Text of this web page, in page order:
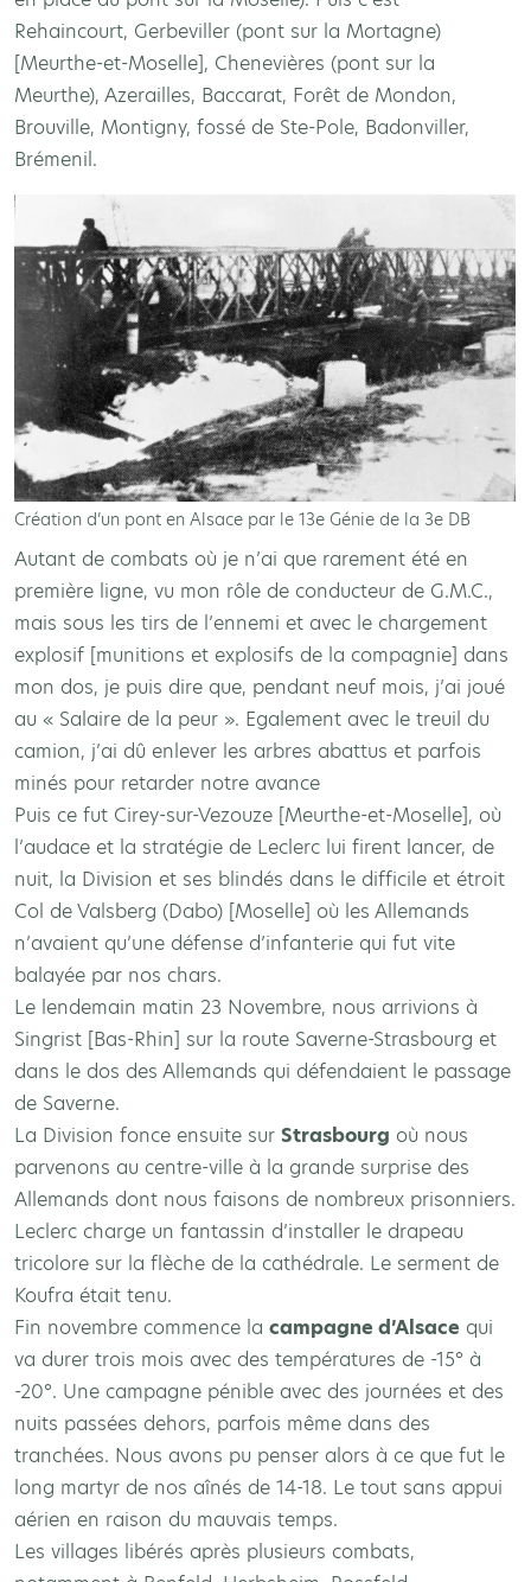
Rehaincourt, Gerbeviller (pont sur la Mortagne)
[Meurthe-et-Moselle], Chenevières (pont sur la
Meurthe), Azerailles, Baccarat, Forêt de Mondon,
Brouville, Montigny, fossé de Ste-Pole, Badonviller,
Brémenil.
Création d’un pont en Alsace par le 13e Génie de la 3e DB
Autant de combats où je n’ai que rarement été en
première ligne, vu mon rôle de conducteur de G.M.C.,
mais sous les tirs de l’ennemi et avec le chargement
explosif [munitions et explosifs de la compagnie] dans
mon dos, je puis dire que, pendant neuf mois, j’ai joué
au « Salaire de la peur ». Egalement avec le treuil du
camion, j’ai dû enlever les arbres abattus et parfois
minés pour retarder notre avance
Puis ce fut Cirey-sur-Vezouze [Meurthe-et-Moselle], où
l’audace et la stratégie de Leclerc lui firent lancer, de
nuit, la Division et ses blindés dans le difficile et étroit
Col de Valsberg (Dabo) [Moselle] où les Allemands
n’avaient qu’une défense d’infanterie qui fut vite
balayée par nos chars.
Le lendemain matin 23 Novembre, nous arrivions à
Singrist [Bas-Rhin] sur la route Saverne-Strasbourg et
dans le dos des Allemands qui défendaient le passage
de Saverne.
La Division fonce ensuite sur Strasbourg où nous
parvenons au centre-ville à la grande surprise des
Allemands dont nous faisons de nombreux prisonniers.
Leclerc charge un fantassin d’installer le drapeau
tricolore sur la flèche de la cathédrale. Le serment de
Koufra était tenu.
Fin novembre commence la campagne d’Alsace qui
va durer trois mois avec des températures de -15° à
-20°. Une campagne pénible avec des journées et des
nuits passées dehors, parfois même dans des
tranchées. Nous avons pu penser alors à ce que fut le
long martyr de nos aînés de 14-18. Le tout sans appui
aérien en raison du mauvais temps.
Les villages libérés après plusieurs combats,